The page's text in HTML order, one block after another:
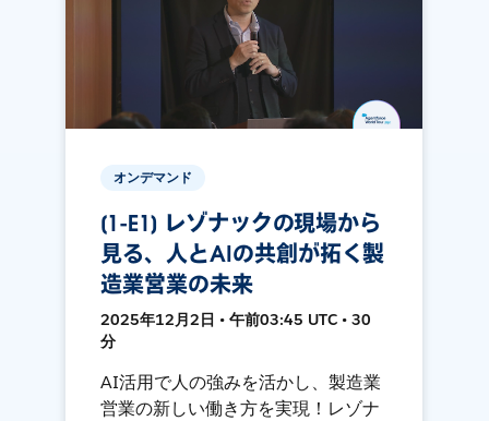
オンデマンド
[1-E1] レゾナックの現場から
見る、人とAIの共創が拓く製
造業営業の未来
2025年12月2日 • 午前03:45 UTC • 30
分
AI活用で人の強みを活かし、製造業
営業の新しい働き方を実現！レゾナ